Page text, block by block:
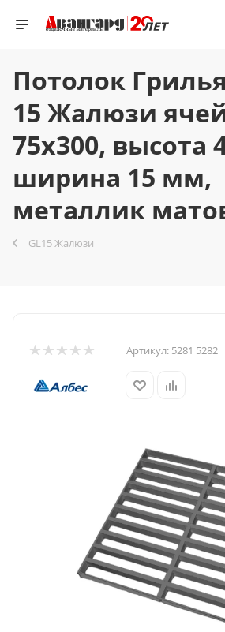
Потолок
15 Жалюзи
75x300, высота
ширина 15 мм,
металлик
GL15 Жалюзи
Артикул: 5281 5282